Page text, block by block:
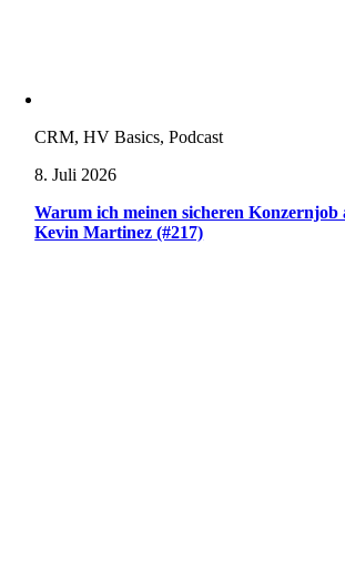
CRM, HV Basics, Podcast
8. Juli 2026
Warum ich meinen sicheren Konzernjob
Kevin Martinez (#217)